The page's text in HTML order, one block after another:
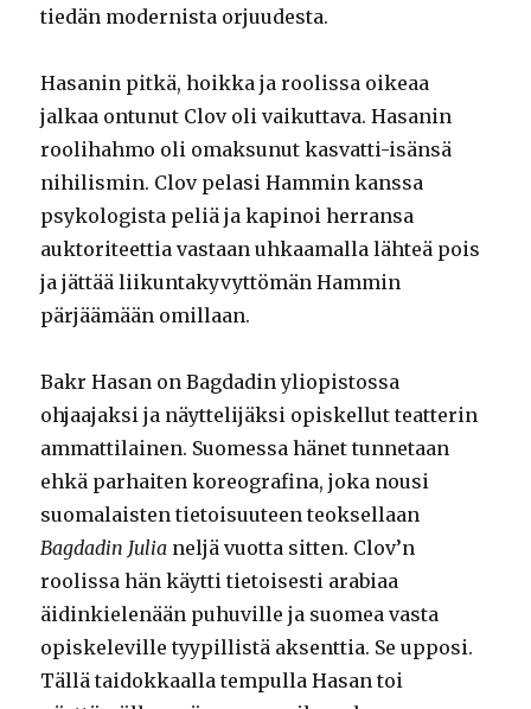
tiedän modernista orjuudesta.
Hasanin pitkä, hoikka ja roolissa oikeaa
jalkaa ontunut Clov oli vaikuttava. Hasanin
roolihahmo oli omaksunut kasvatti-isänsä
nihilismin. Clov pelasi Hammin kanssa
psykologista peliä ja kapinoi herransa
auktoriteettia vastaan uhkaamalla lähteä pois
ja jättää liikuntakyvyttömän Hammin
pärjäämään omillaan.
Bakr Hasan on Bagdadin yliopistossa
ohjaajaksi ja näyttelijäksi opiskellut teatterin
ammattilainen. Suomessa hänet tunnetaan
ehkä parhaiten koreografina, joka nousi
suomalaisten tietoisuuteen teoksellaan
Bagdadin Julia neljä vuotta sitten. Clov’n
roolissa hän käytti tietoisesti arabiaa
äidinkielenään puhuville ja suomea vasta
opiskeleville tyypillistä aksenttia. Se upposi.
Tällä taidokkaalla tempulla Hasan toi